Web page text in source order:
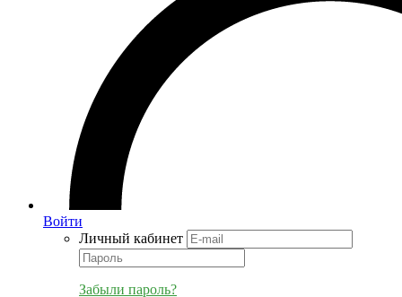
Войти
Личный кабинет
Забыли пароль?